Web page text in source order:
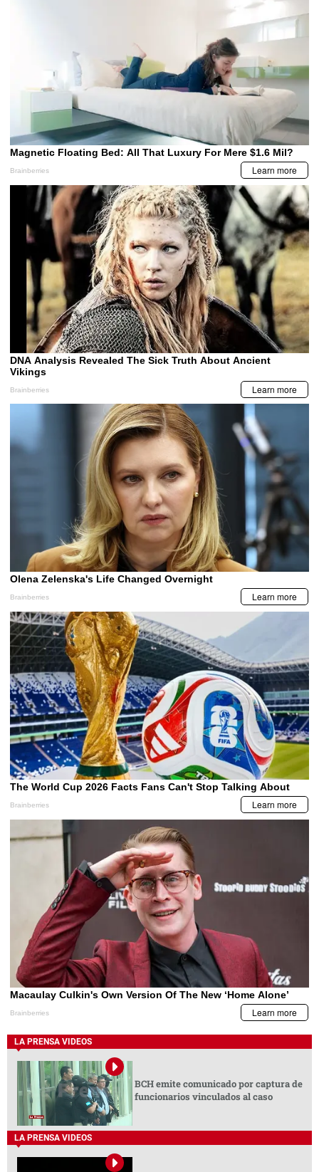
LA PRENSA VIDEOS
BCH emite comunicado por captura de
funcionarios vinculados al caso
LA PRENSA VIDEOS